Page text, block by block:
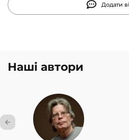
Додати
Наші автори